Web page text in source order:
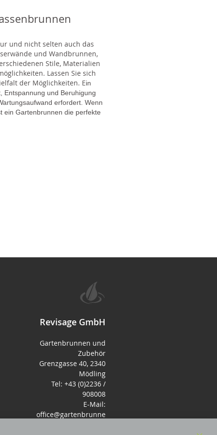
und nicht selten auch das
und Wandbrunnen,
Stile, Materialien
Lassen Sie sich
der Möglichkeiten. Ein
Entspannung und Beruhigung
erfordert. Wenn
ein Gartenbrunnen die perfekte
Revisage GmbH
Gartenbrunnen und
Zubehör
Grenzgasse 40, 2340
Mödling
Tel: +43 (0)2236 /
908008
E-Mail:
office@gartenbrunne